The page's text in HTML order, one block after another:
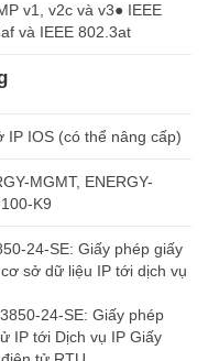
v1, v2c và v3● IEEE
và IEEE 802.3at
IP IOS (có thể nâng cấp)
MGMT, ENERGY-
K9
24-SE: Giấy phép giấy
sở dữ liệu IP tới dịch vụ
24-SE: Giấy phép
IP tới Dịch vụ IP Giấy